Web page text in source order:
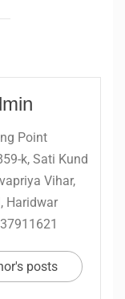
Point
k, Sati Kund
Vihar,
Haridwar
posts